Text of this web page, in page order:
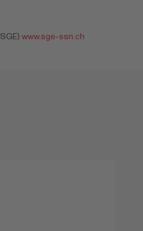
www.sge-ssn.ch